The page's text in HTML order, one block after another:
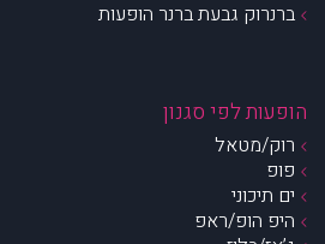
ברנרוק גבעת ברנר הופעות
הופעות לפי סגנון
רוק/מטאל
פופ
ים תיכוני
היפ הופ/ראפ